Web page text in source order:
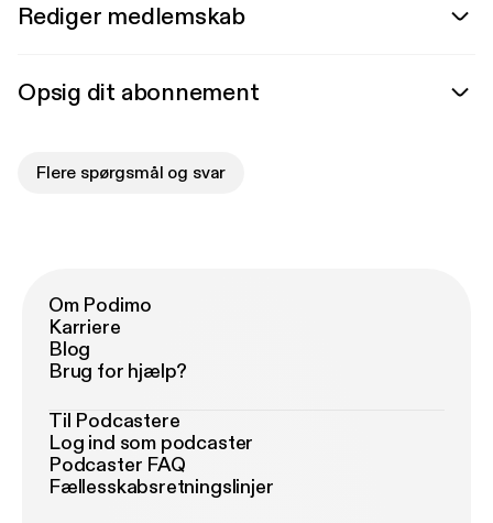
Rediger medlemskab
Opsig dit abonnement
Flere spørgsmål og svar
Om Podimo
Karriere
Blog
Brug for hjælp?
Til Podcastere
Log ind som podcaster
Podcaster FAQ
Fællesskabsretningslinjer